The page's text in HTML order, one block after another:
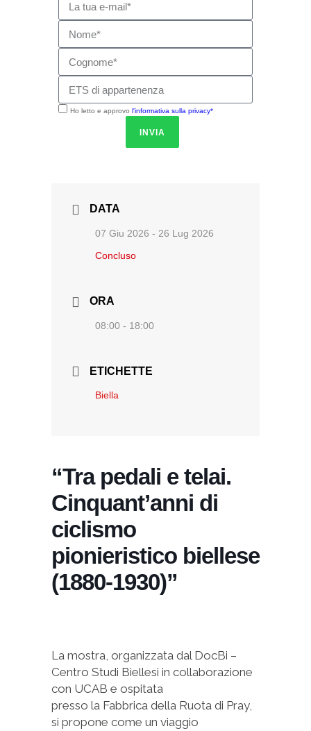
Ho letto e approvo l'informativa sulla privacy*
INVIA
DATA
07 Giu 2026 - 26 Lug 2026
Concluso
ORA
08:00 - 18:00
ETICHETTE
Biella
“Tra pedali e telai.
Cinquant’anni di
ciclismo
pionieristico biellese
(1880-1930)”
La mostra, organizzata dal DocBi –
Centro Studi Biellesi in collaborazione
con UCAB e ospitata
presso la Fabbrica della Ruota di Pray,
si propone come un viaggio